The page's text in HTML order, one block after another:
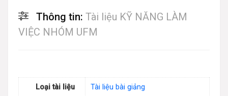
Thông tin: Tài liệu KỸ NĂNG LÀM
VIỆC NHÓM UFM
Loại tài liệu Tài liệu bài giảng